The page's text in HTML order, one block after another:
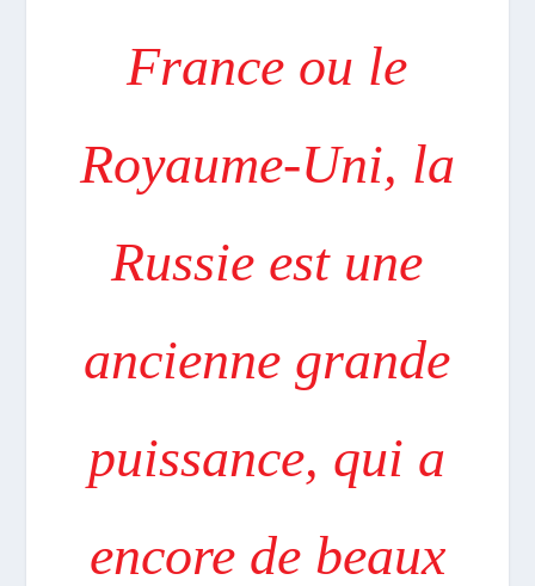
France ou le
Royaume-Uni, la
Russie est une
ancienne grande
puissance, qui a
encore de beaux